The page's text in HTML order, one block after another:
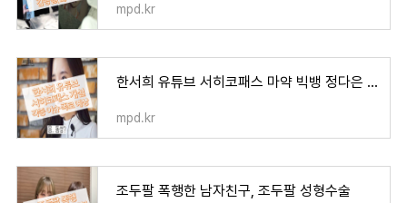
mpd.kr
한서희 유튜브 서히코패스 마약 빅뱅 정다은 동성연애 티져
mpd.kr
조두팔 폭행한 남자친구, 조두팔 성형수술